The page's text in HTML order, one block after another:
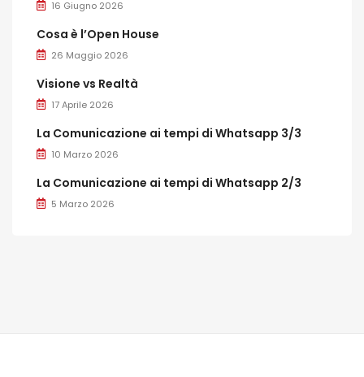
16 Giugno 2026
Cosa è l’Open House
26 Maggio 2026
Visione vs Realtà
17 Aprile 2026
La Comunicazione ai tempi di Whatsapp 3/3
10 Marzo 2026
La Comunicazione ai tempi di Whatsapp 2/3
5 Marzo 2026